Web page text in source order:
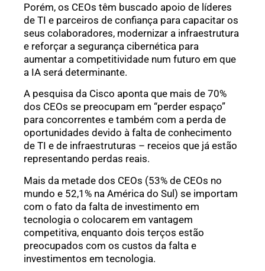
Porém, os CEOs têm buscado apoio de líderes
de TI e parceiros de confiança para capacitar os
seus colaboradores, modernizar a infraestrutura
e reforçar a segurança cibernética para
aumentar a competitividade num futuro em que
a IA será determinante.
A pesquisa da Cisco aponta que mais de 70%
dos CEOs se preocupam em “perder espaço”
para concorrentes e também com a perda de
oportunidades devido à falta de conhecimento
de TI e de infraestruturas – receios que já estão
representando perdas reais.
Mais da metade dos CEOs (53% de CEOs no
mundo e 52,1% na América do Sul) se importam
com o fato da falta de investimento em
tecnologia o colocarem em vantagem
competitiva, enquanto dois terços estão
preocupados com os custos da falta e
investimentos em tecnologia.